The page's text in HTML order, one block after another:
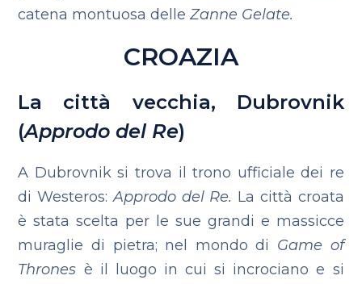
catena montuosa delleZanne Gelate.
CROAZIA
La città vecchia, Dubrovnik
(Approdo del Re)
A Dubrovnik si trova il trono ufficiale dei re
di Westeros:Approdo del Re. La città croata
è stata scelta per le sue grandi e massicce
muraglie di pietra; nel mondo di Game of
Thrones è il luogo in cui si incrociano e si